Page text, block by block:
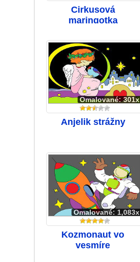
Cirkusová
maringotka
Omalované: 301x
Anjelik strážny
Omalované: 1,083x
Kozmonaut vo
vesmíre